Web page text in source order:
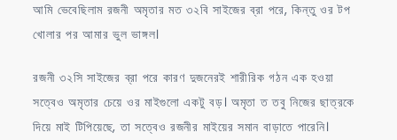
আমি ভেবেছিলাম রজনী অমৃতার মত ৩২বি সাইজের ব্রা পরে, কিন্তু ওর টপ
খোলার পর আমার ভুল ভাঙ্গল।
রজনী ৩২সি সাইজের ব্রা পরে কারণ দুজনেরই শারীরিক গঠন এক হওয়া
সত্বেও অমৃতার চেয়ে ওর মাইগুলো একটু বড়। অমৃতা ত তবু নিজের ছাত্রকে
দিয়ে মাই টিপিয়েছে, তা সত্বেও রজনীর মাইয়ের সমান বাড়াতে পারেনি।